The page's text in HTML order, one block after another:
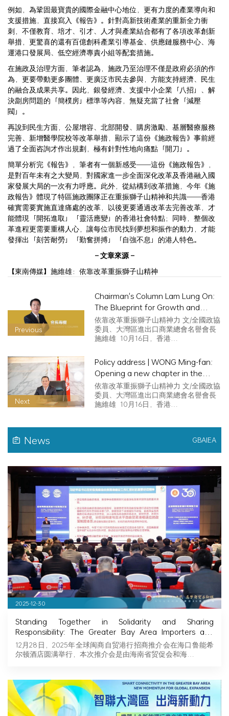
例如，為鞏固最寶貴的國際金融中心地位，更有力度的產業導向和
支援措施，直接寫入《報告》。針對高新技術產業的重新全力衝
刺，不僅教育、培才、引才、人才與產業結合都有了各項改革創新
舉措，更驚喜的還有百億創科產業引導基金、供應鏈服務中心、海
運港口發展局、低空經濟專責小組等配套措施。
在施政及治理方面，筆者認為，施政乃至治理不僅是政府必須的作
為，更要帶動更多團體、更廣泛市民去參與，方能支持經濟、民生
的融合及成果共享。因此，銀發經濟、支援中小企業「八招」、解
決劏房問題的「簡樸房」標準等內容，無疑充當了社會「減壓
閥」。
再說到民生方面，公屋增容、北部開發、購房激勵、基層醫療服務
完善、新增醫學院校等改革舉措，顯示了這份《施政報告》事前經
過了全面咨詢才作出規劃，極有針對性地向痛點「開刀」。
簡單分析完《報告》，筆者有一個新感受——這份《施政報告》，
是對百年未有之大變局，對國家進一步全面深化改革及香港融入國
家發展大局的一次有力呼應。此外，從結構到改革措施，今年《施
政報告》體現了特區施政團隊正在重振獅子山精神和共識——香港
確實需要實施直達痛處的改革，以後更要通過改革去完善改革，才
能體現「開拓進取」「靈活應變」的香港社會特點；同時，整個改
革進程更需要重構人心，讓每位市民找到夢想和振作的動力，才能
發揮出「刻苦耐勞」「勤奮拼搏」「自強不息」的港人特色。
– 文章來源 –
【東南傳媒】施維雄：依靠改革重振獅子山精神
Previous
Chairman's Column Lam Lung On:
The Blueprint for Growth and
development effectively responds
to people's livelihood concerns
依靠改革重振獅子山精神力 文/全國政協
委員、大灣區進出口商業總會名譽會長
施維雄 10月16日，香港…
Next
Policy address | WONG Ming-fan:
Opening a new chapter in the
integration of Hong Kong and the
Mainland
依靠改革重振獅子山精神力 文/全國政協
委員、大灣區進出口商業總會名譽會長
施維雄 10月16日，香港…
News GBAIEA
2025-12-30
Standing Together in Solidarity and Sharing
Responsibility: The Greater Bay Area Importers and
Exporters Association Explores New Opportunities in
Hainan, Joining Hands with Fujian Businessmen to
Seize Business Opportunities in Hainan!
12月28日，2025年全球闽商自贸港行招商推介会在海口鲁能希
尔顿酒店圆满举行，本次推介会是由海南省贸促会和海…